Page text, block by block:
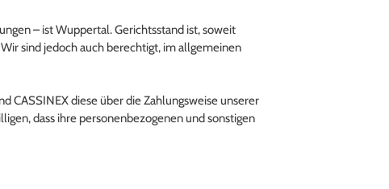
– ist Wuppertal. Gerichtsstand ist, soweit
sind jedoch auch berechtigt, im allgemeinen
CASSINEX diese über die Zahlungsweise unserer
dass ihre personenbezogenen und sonstigen